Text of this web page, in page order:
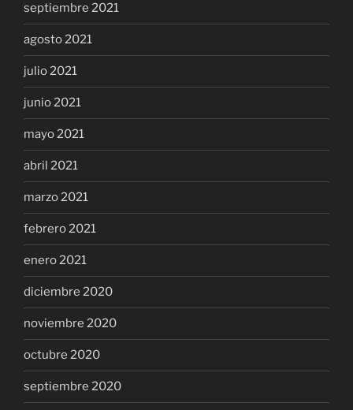
septiembre 2021
agosto 2021
julio 2021
junio 2021
mayo 2021
abril 2021
marzo 2021
febrero 2021
enero 2021
diciembre 2020
noviembre 2020
octubre 2020
septiembre 2020